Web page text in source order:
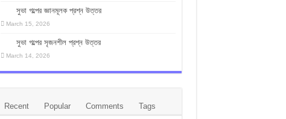
সুভা গল্পের জ্ঞানমূলক প্রশ্ন উত্তর
March 15, 2026
সুভা গল্পের সৃজনশীল প্রশ্ন উত্তর
March 14, 2026
Recent Popular Comments Tags